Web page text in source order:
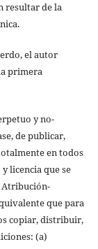
resultar de la
el autor
primera
y no-
de publicar,
en todos
licencia que se
Atribución-
que para
copiar, distribuir,
(a)